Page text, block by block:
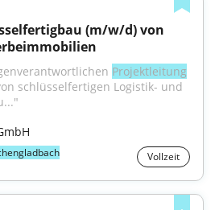
(m/w/d) von
Projektleitung
schlüsselfertigen Logistik- und
Vollzeit